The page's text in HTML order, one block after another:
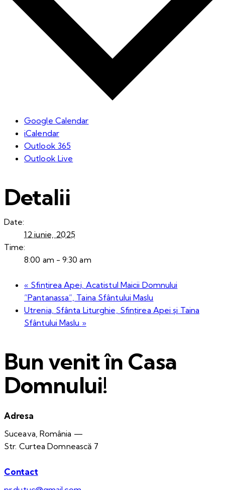
Google Calendar
iCalendar
Outlook 365
Outlook Live
Detalii
Date:
12 iunie, 2025
Time:
8:00 am - 9:30 am
« Sfințirea Apei, Acatistul Maicii Domnului
”Pantanassa”, Taina Sfântului Maslu
Utrenia, Sfânta Liturghie, Sfințirea Apei și Taina
Sfântului Maslu »
Bun venit în Casa
Domnului!
Adresa
Suceava, România —
Str. Curtea Domnească 7
Contact